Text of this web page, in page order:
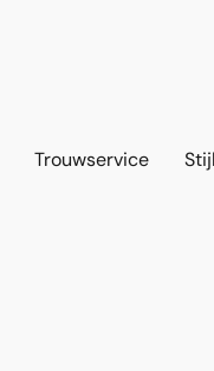
Trouwservice